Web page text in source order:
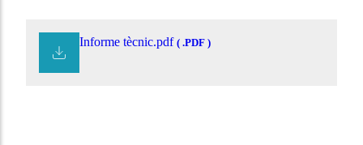
Informe tècnic.pdf ( .PDF )